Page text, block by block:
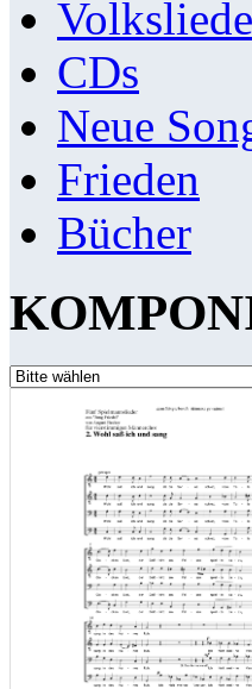
CDs
Neue
Frieden
Bücher